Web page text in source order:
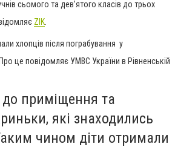
сьомого та дев’ятого класів до трьох
ZIK
хлопців після пограбування у
це повідомляє УМВС України в Рівненській
приміщення та
які знаходились
чином діти отримали